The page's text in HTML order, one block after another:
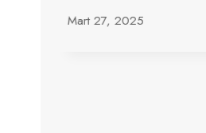
Mart 27, 2025